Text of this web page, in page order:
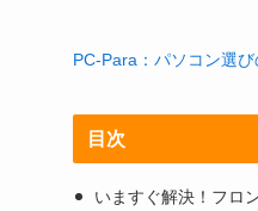
PC-Para：パソコン選
目次
いますぐ解決！フロ